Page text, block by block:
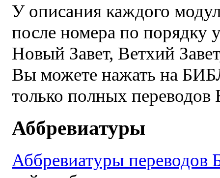
У описания каждого
после номера по
Новый Завет, Ветхий
Вы можете нажать на
только полных переводов
Аббревиатуры
Аббревиатуры переводов